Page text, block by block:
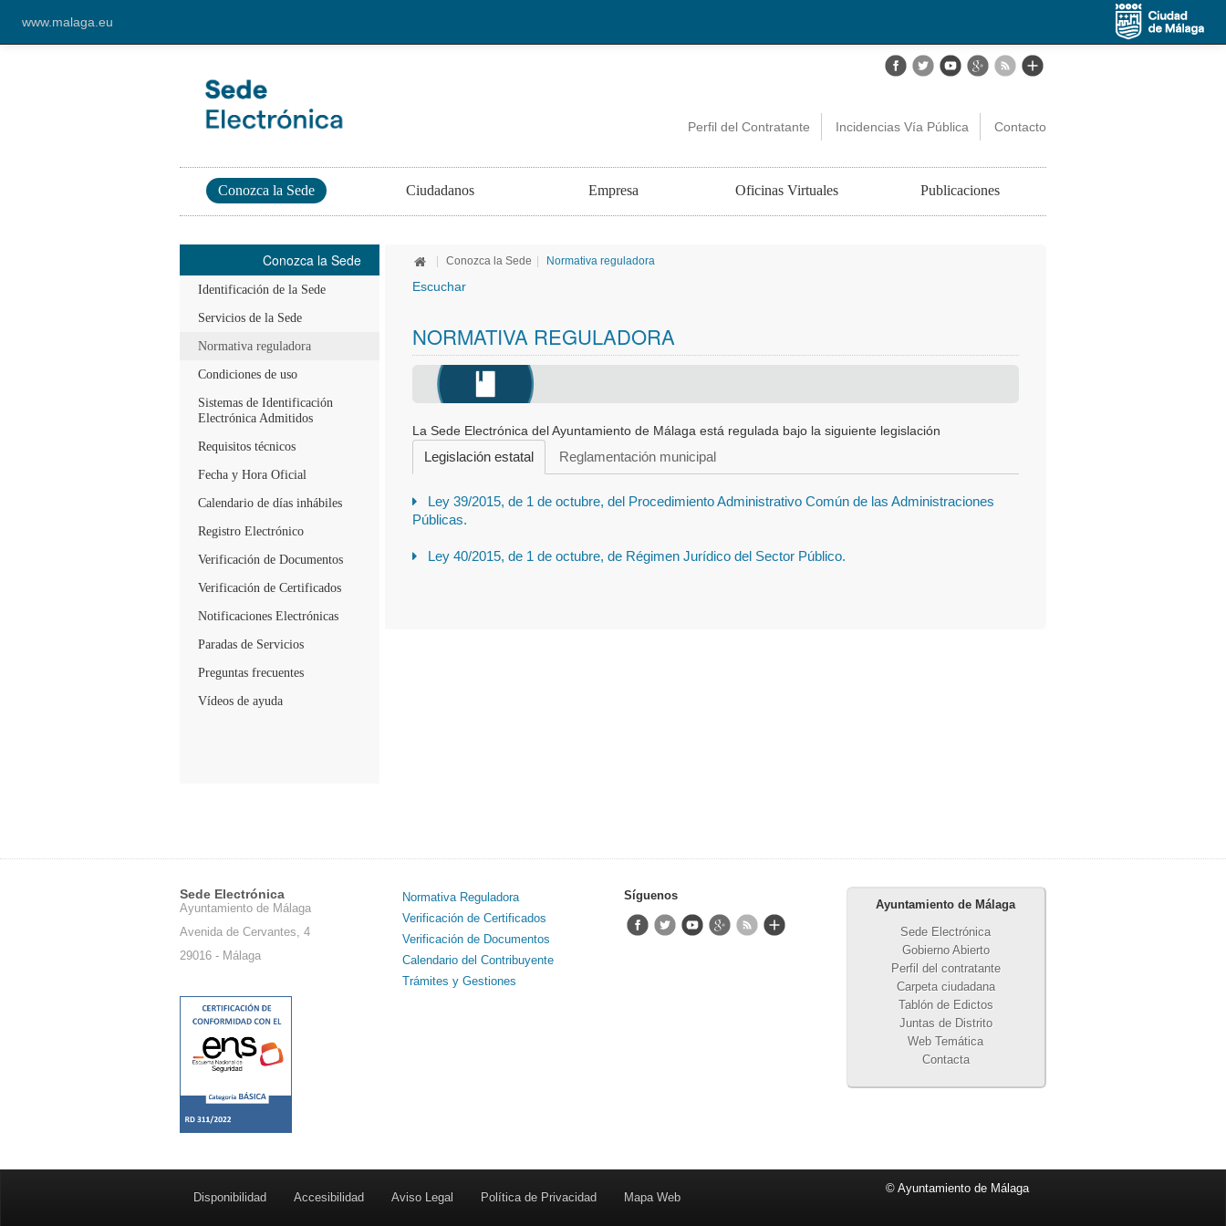
www.malaga.eu
Perfil del Contratante Incidencias Vía Pública Contacto
Conozca la Sede Ciudadanos Empresa Oficinas Virtuales Publicaciones
Conozca la Sede
Identificación de la Sede
Servicios de la Sede
Normativa reguladora
Condiciones de uso
Sistemas de Identificación
Electrónica Admitidos
Requisitos técnicos
Fecha y Hora Oficial
Calendario de días inhábiles
Registro Electrónico
Verificación de Documentos
Verificación de Certificados
Notificaciones Electrónicas
Paradas de Servicios
Preguntas frecuentes
Vídeos de ayuda
| Conozca la Sede | Normativa reguladora
Escuchar
NORMATIVA REGULADORA
La Sede Electrónica del Ayuntamiento de Málaga está regulada bajo la siguiente legislación
Legislación estatal Reglamentación municipal
Ley 39/2015, de 1 de octubre, del Procedimiento Administrativo Común de las Administraciones
Públicas.
Ley 40/2015, de 1 de octubre, de Régimen Jurídico del Sector Público.
Sede Electrónica
Ayuntamiento de Málaga
Avenida de Cervantes, 4
29016 - Málaga
Normativa Reguladora
Verificación de Certificados
Verificación de Documentos
Calendario del Contribuyente
Trámites y Gestiones
Síguenos
Ayuntamiento de Málaga
Sede Electrónica
Gobierno Abierto
Perfil del contratante
Carpeta ciudadana
Tablón de Edictos
Juntas de Distrito
Web Temática
Contacta
Disponibilidad Accesibilidad Aviso Legal Política de Privacidad Mapa Web
© Ayuntamiento de Málaga